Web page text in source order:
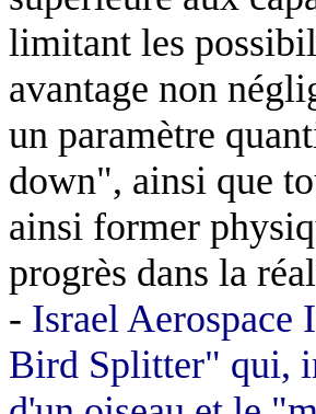
limitant les
avantage non
un paramètre
down", ainsi que
ainsi former
progrès dans la
- Israel Aerospace
Bird Splitter" qui,